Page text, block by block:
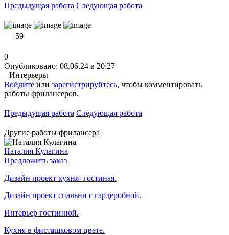
Предыдущая работа Следующая работа
59
0
Опубликовано: 08.06.24 в 20:27
Интерьеры
Войдите или зарегистрируйтесь, чтобы комментировать
работы фрилансеров.
Предыдущая работа Следующая работа
Другие работы фрилансера
Наталия Кулагина
Предложить заказ
Дизайн проект кухня- гостиная.
Дизайн проект спальни с гардеробной.
Интерьер гостинной.
Кухня в фисташковом цвете.